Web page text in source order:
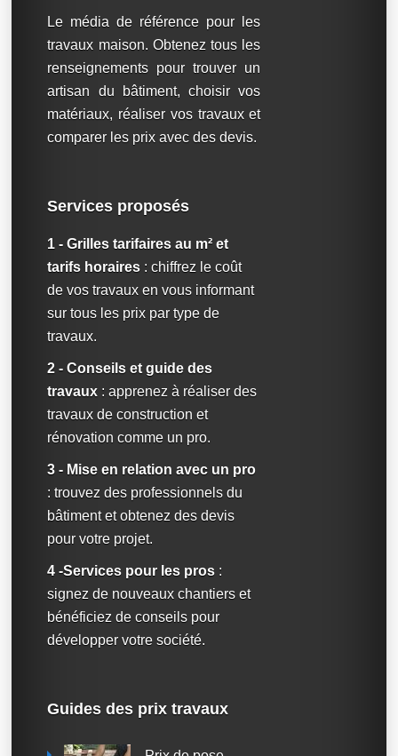
Le média de référence pour les
travaux maison. Obtenez tous les
renseignements pour trouver un
artisan du bâtiment, choisir vos
matériaux, réaliser vos travaux et
comparer les prix avec des devis.
Services proposés
1 - Grilles tarifaires au m² et
tarifs horaires : chiffrez le coût
de vos travaux en vous informant
sur tous les prix par type de
travaux.
2 - Conseils et guide des
travaux : apprenez à réaliser des
travaux de construction et
rénovation comme un pro.
3 - Mise en relation avec un pro
: trouvez des professionnels du
bâtiment et obtenez des devis
pour votre projet.
4 -Services pour les pros :
signez de nouveaux chantiers et
bénéficiez de conseils pour
développer votre société.
Guides des prix travaux